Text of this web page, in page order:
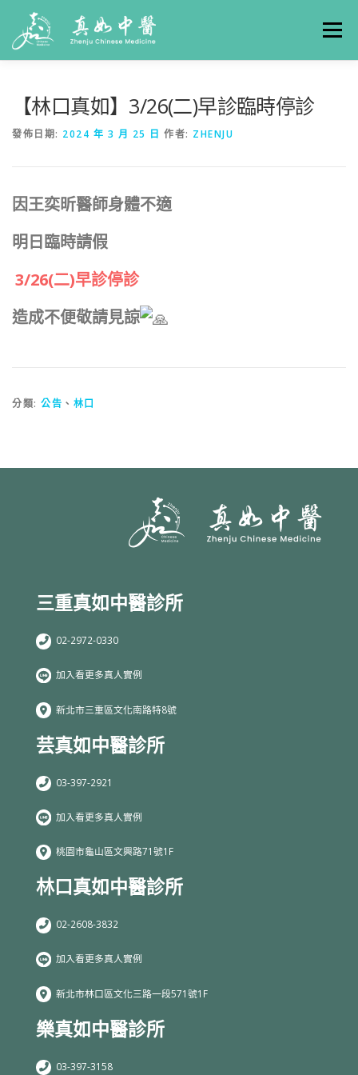
選單
【林口真如】3/26(二)早診臨時停診
發佈日期: 2024 年 3 月 25 日 作者: ZHENJU
因王奕昕醫師身體不適
明日臨時請假
3/26(二)早診停診
造成不便敬請見諒
分類: 公告 、 林口
三重真如中醫診所
02-2972-0330
加入看更多真人實例
新北市三重區文化南路特8號
芸真如中醫診所
03-397-2921
加入看更多真人實例
桃園市龜山區文興路71號1F
林口真如中醫診所
02-2608-3832
加入看更多真人實例
新北市林口區文化三路一段571號1F
樂真如中醫診所
03-397-3158